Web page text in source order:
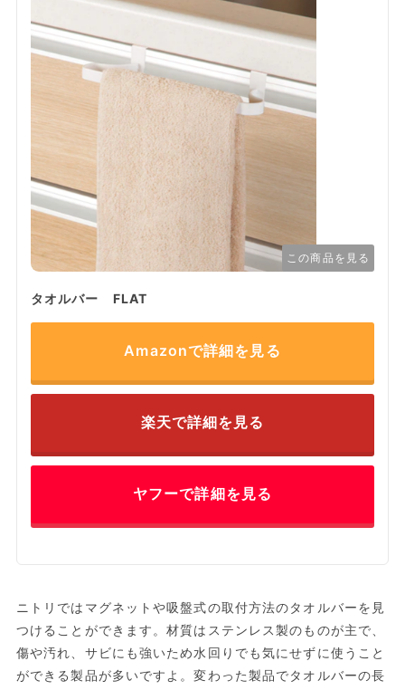
この商品を見る
タオルバー FLAT
Amazonで詳細を見る
楽天で詳細を見る
ヤフーで詳細を見る
ニトリではマグネットや吸盤式の取付方法のタオルバーを見
つけることができます。材質はステンレス製のものが主で、
傷や汚れ、サビにも強いため水回りでも気にせずに使うこと
ができる製品が多いですよ。変わった製品でタオルバーの長